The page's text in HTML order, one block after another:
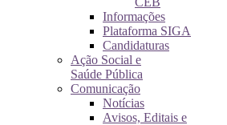
Informações
Plataforma SIGA
Candidaturas
Ação Social e
Saúde Pública
Comunicação
Notícias
Avisos, Editais e